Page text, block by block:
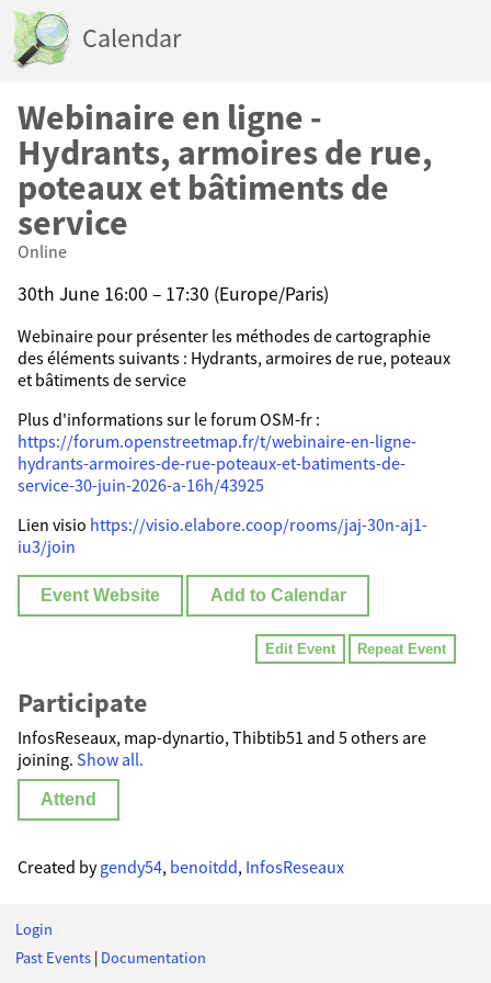
Calendar
Webinaire en ligne -
Hydrants, armoires de rue,
poteaux et bâtiments de
service
Online
30th June 16:00 – 17:30 (Europe/Paris)
Webinaire pour présenter les méthodes de cartographie
des éléments suivants : Hydrants, armoires de rue, poteaux
et bâtiments de service
Plus d'informations sur le forum OSM-fr :
https://forum.openstreetmap.fr/t/webinaire-en-ligne-
hydrants-armoires-de-rue-poteaux-et-batiments-de-
service-30-juin-2026-a-16h/43925
Lien visio https://visio.elabore.coop/rooms/jaj-30n-aj1-
iu3/join
Event Website Add to Calendar
Edit Event Repeat Event
Participate
InfosReseaux, map-dynartio, Thibtib51 and 5 others are
joining. Show all.
Attend
Created bygendy54, benoitdd, InfosReseaux
Login
Past Events | Documentation